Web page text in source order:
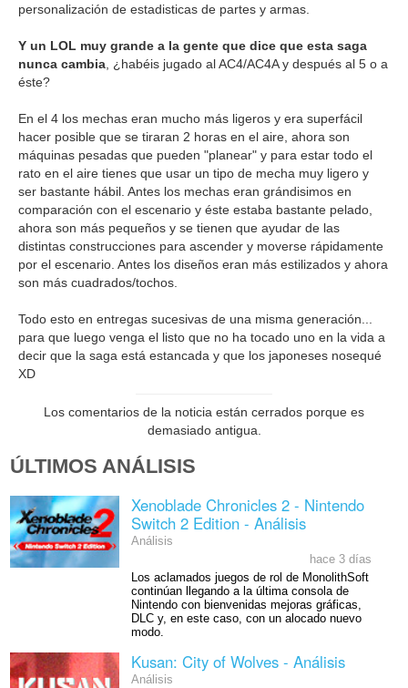
personalización de estadisticas de partes y armas.
Y un LOL muy grande a la gente que dice que esta saga
nunca cambia, ¿habéis jugado al AC4/AC4A y después al 5 o a
éste?
En el 4 los mechas eran mucho más ligeros y era superfácil
hacer posible que se tiraran 2 horas en el aire, ahora son
máquinas pesadas que pueden "planear" y para estar todo el
rato en el aire tienes que usar un tipo de mecha muy ligero y
ser bastante hábil. Antes los mechas eran grándisimos en
comparación con el escenario y éste estaba bastante pelado,
ahora son más pequeños y se tienen que ayudar de las
distintas construcciones para ascender y moverse rápidamente
por el escenario. Antes los diseños eran más estilizados y ahora
son más cuadrados/tochos.
Todo esto en entregas sucesivas de una misma generación...
para que luego venga el listo que no ha tocado uno en la vida a
decir que la saga está estancada y que los japoneses nosequé
XD
Los comentarios de la noticia están cerrados porque es
demasiado antigua.
ÚLTIMOS ANÁLISIS
Xenoblade Chronicles 2 - Nintendo
Switch 2 Edition - Análisis
Análisis
hace 3 días
Los aclamados juegos de rol de MonolithSoft
continúan llegando a la última consola de
Nintendo con bienvenidas mejoras gráficas,
DLC y, en este caso, con un alocado nuevo
modo.
Kusan: City of Wolves - Análisis
Análisis